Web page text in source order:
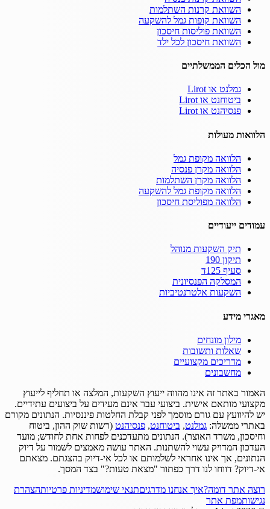
השוואת קרנות השתלמות
השוואת קופות גמל להשקעה
השוואת פוליסות חיסכון
השוואת חיסכון לכל ילד
מול הכלים הממשלתיים
גמלנט או Lirot
ביטוחנט או Lirot
פנסיהנט או Lirot
הלוואות מעולות
הלוואה מקופת גמל
הלוואה מקרן פנסיה
הלוואה מקרן השתלמות
הלוואה מקופת גמל להשקעה
הלוואה מפוליסת חיסכון
עמודים ייעודיים
תיק השקעות מנוהל
תיקון 190
סעיף 125ד
המסלקה הפנסיונית
השקעות אלטרנטיביות
מאגרי מידע
מילון מונחים
שאלות ותשובות
מדריכים מקצועיים
מחשבונים
האמור באתר זה אינו מהווה ייעוץ השקעות, המלצה או תחליף לייעוץ
מקצועי מותאם אישית. ביצועי עבר אינם מעידים על ביצועים עתידיים.
יש להיוועץ עם גורם מוסמך לפני קבלת החלטות פיננסיות. הנתונים מקורם
באתרי ממשלה: גמלנט, ביטוחנט, פנסיהנט (רשות שוק ההון, ביטוח
וחיסכון, משרד האוצר). הנתונים מתעדכנים לפחות אחת לחודש; מועד
העדכון המדויק עשוי להשתנות. האתר עושה מאמצים לשמור על דיוק
הנתונים, אך אינו אחראי לשלמותם או לכל אי-דיוק בהצגתם. מצאתם
אי-דיוק? דווחו לנו דרך כפתור "מצאת טעות?" בצד המסך.
רוצה אתר דומה?איך אנחנו מדרגיםתנאי שימושמדיניות פרטיותהצהרת
נגישותמפת אתר